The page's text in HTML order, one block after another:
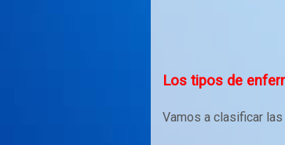
Los tipos de
Vamos a clasificar las